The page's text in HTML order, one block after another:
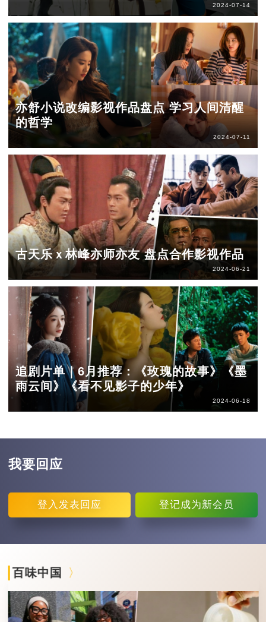
2024-07-14
亦舒小说改编影视作品盘点 学习人间清醒
的哲学
2024-07-11
古天乐ｘ林峰亦师亦友 盘点合作影视作品
2024-06-21
追剧片单｜6月推荐：《玫瑰的故事》《墨
雨云间》《看不见影子的少年》
2024-06-18
我要回应
登入 发表回应 登记成为新会员
百味中国